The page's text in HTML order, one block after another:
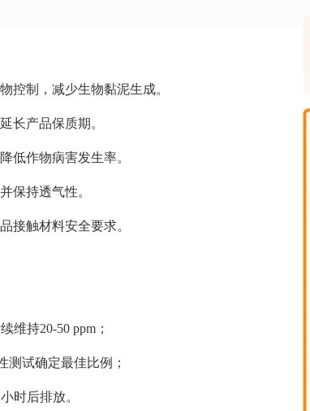
控制，减少生物黏泥生成。
长产品保质期。
低作物病害发生率。
保持透气性。
接触材料安全要求。
维持20-50 ppm；
测试确定最佳比例；
时后排放。